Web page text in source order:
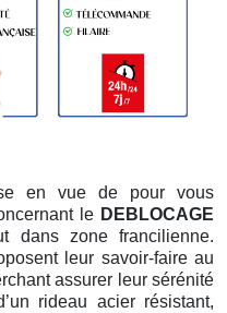
en vue de pour vous
le DEBLOCAGE
dans zone francilienne.
leur savoir-faire au
assurer leur sérénité
rideau acier résistant,